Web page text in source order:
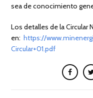
sea de conocimiento
Los detalles de la Circular
en:https://
Circular+01.pdf